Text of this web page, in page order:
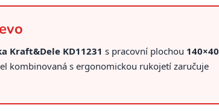
Kraft&Dele KD11231 s pracovní plochou 140×40
kombinovaná s ergonomickou rukojetí zaručuje